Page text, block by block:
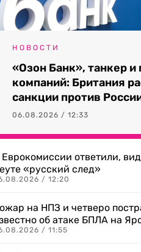
НОВОСТИ
«Озон Банк», танкер и
компаний: Британия
санкции против
06.08.2026 / 12:33
ответили,
«русский след»
/ 12:20
на НПЗ и четверо
об атаке БПЛА на
/ 11:55